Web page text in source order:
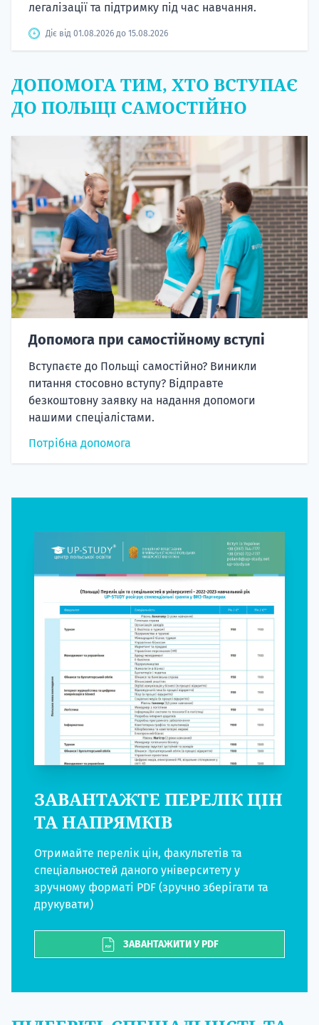
легалізації та підтримку під час навчання.
Діє від 01.08.2026 до 15.08.2026
ДОПОМОГА ТИМ, ХТО ВСТУПАЄ
ДО ПОЛЬЩІ САМОСТІЙНО
Допомога при самостійному вступі
Вступаєте до Польщі самостійно? Виникли
питання стосовно вступу? Відправте
безкоштовну заявку на надання допомоги
нашими спеціалістами.
Потрібна допомога
ЗАВАНТАЖТЕ ПЕРЕЛІК ЦІН
ТА НАПРЯМКІВ
Отримайте перелік цін, факультетів та
спеціальностей даного університету у
зручному форматі PDF (зручно зберігати та
друкувати)
ЗАВАНТАЖИТИ У PDF